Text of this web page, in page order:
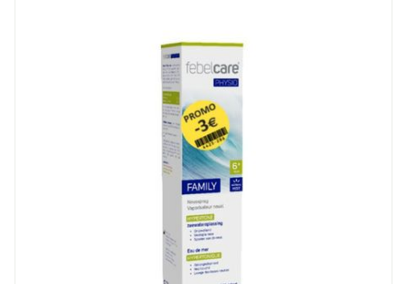
55 mm
125
Zonder
bewaarmiddelen
Kamertemperatuur
(15°C - 25°C)